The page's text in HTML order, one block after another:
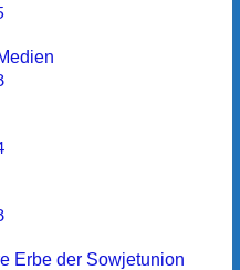
Erbe der Sowjetunion